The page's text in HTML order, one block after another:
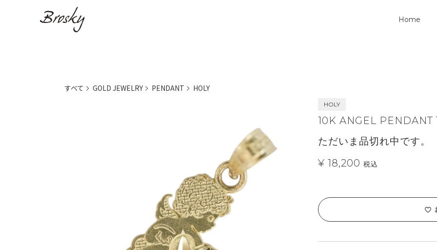
Home
すべて GOLD JEWELRY PENDANT HOLY
HOLY
10K ANGEL PENDANT
ただいま品切れ中です。
¥ 18,200 税込